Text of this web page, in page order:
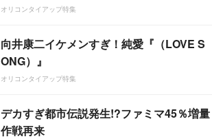
オリコンタイアップ特集
向井康二イケメンすぎ！純愛『（LOVE S
ONG）』
オリコンタイアップ特集
デカすぎ都市伝説発生!?ファミマ45％増量
作戦再来